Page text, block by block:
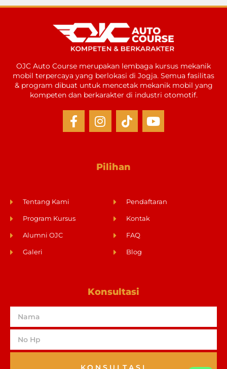
OJC Auto Course merupakan lembaga kursus mekanik
mobil terpercaya yang berlokasi di Jogja. Semua fasilitas
& program dibuat untuk mencetak mekanik mobil yang
kompeten dan berkarakter di industri otomotif.
Pilihan
Tentang Kami
Program Kursus
Alumni OJC
Galeri
Pendaftaran
Kontak
FAQ
Blog
Konsultasi